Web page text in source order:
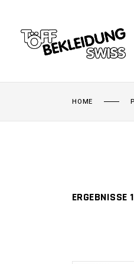
HOME
ERGEBNISSE